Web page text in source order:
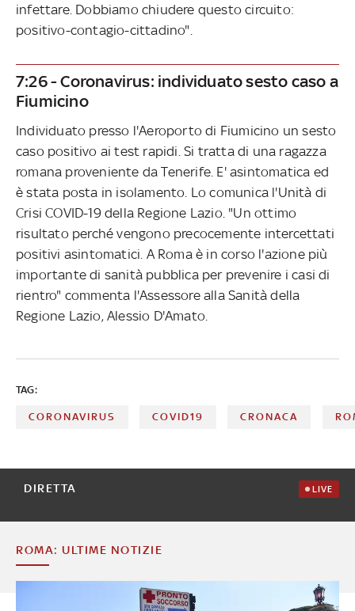
infettare. Dobbiamo chiudere questo circuito:
positivo-contagio-cittadino".
7:26 - Coronavirus: individuato sesto caso a
Fiumicino
Individuato presso l'Aeroporto di Fiumicino un sesto
caso positivo ai test rapidi. Si tratta di una ragazza
romana proveniente da Tenerife. E' asintomatica ed
è stata posta in isolamento. Lo comunica l'Unità di
Crisi COVID-19 della Regione Lazio. "Un ottimo
risultato perché vengono precocemente intercettati
positivi asintomatici. A Roma è in corso l'azione più
importante di sanità pubblica per prevenire i casi di
rientro" commenta l'Assessore alla Sanità della
Regione Lazio, Alessio D'Amato.
TAG:
CORONAVIRUS COVID19 CRONACA
DIRETTA LIVE
ROMA: ULTIME NOTIZIE